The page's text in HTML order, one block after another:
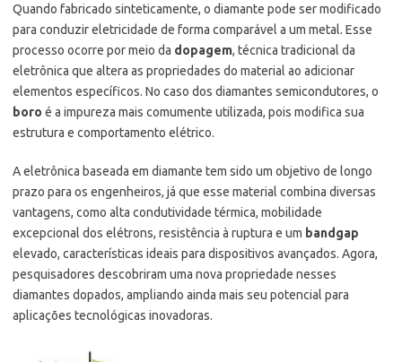
Quando fabricado sinteticamente, o diamante pode ser modificado
para conduzir eletricidade de forma comparável a um metal. Esse
processo ocorre por meio da dopagem, técnica tradicional da
eletrônica que altera as propriedades do material ao adicionar
elementos específicos. No caso dos diamantes semicondutores, o
boro é a impureza mais comumente utilizada, pois modifica sua
estrutura e comportamento elétrico.
A eletrônica baseada em diamante tem sido um objetivo de longo
prazo para os engenheiros, já que esse material combina diversas
vantagens, como alta condutividade térmica, mobilidade
excepcional dos elétrons, resistência à ruptura e um bandgap
elevado, características ideais para dispositivos avançados. Agora,
pesquisadores descobriram uma nova propriedade nesses
diamantes dopados, ampliando ainda mais seu potencial para
aplicações tecnológicas inovadoras.